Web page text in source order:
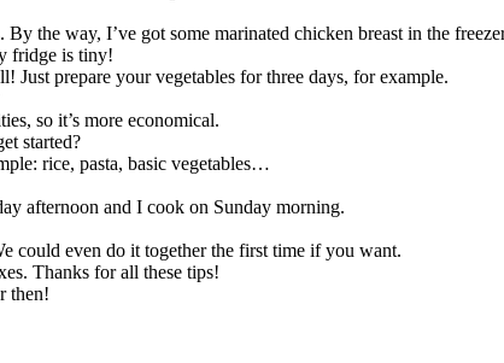
the way, I’ve got some marinated chicken breast in the
fridge is tiny!
Just prepare your vegetables for three days, for example.
so it’s more economical.
started?
rice, pasta, basic vegetables…
afternoon and I cook on Sunday morning.
could even do it together the first time if you want.
Thanks for all these tips!
then!